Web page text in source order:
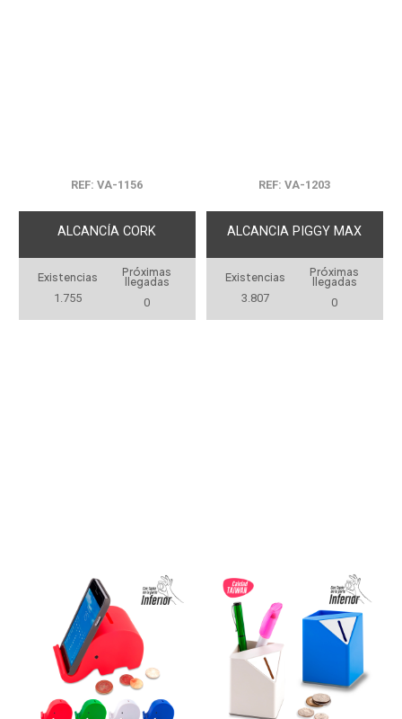
REF: VA-1156
ALCANCÍA CORK
Existencias
1.755
Próximas
llegadas
0
REF: VA-1203
ALCANCIA PIGGY MAX
Existencias
3.807
Próximas
llegadas
0